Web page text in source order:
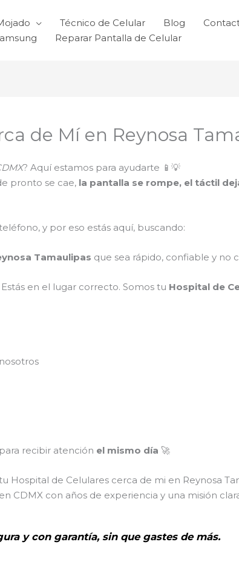
Técnico de Celular Blog
Reparar Pantalla de Celular
de Mí en Reynosa
? Aquí estamos para ayudarte 📱💡
pronto se cae, la pantalla se rompe, el táctil
y por eso estás aquí, buscando:
Tamaulipas que sea rápido, confiable y no
en el lugar correcto. Somos tu Hospital de
recibir atención el mismo día 🚀
Hospital de Celulares cerca de mi en Reynosa
CDMX con años de experiencia y una misión
y con garantía, sin que gastes de más.